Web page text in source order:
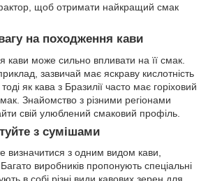
щоб отримати найкращий смак
на походження кави
кави може сильно впливати на її смак.
зазвичай має яскраву кислотність
як кава з Бразилії часто має горіховий
Знайомство з різними регіонами
свій улюблений смаковий профіль.
з сумішами
визначитися з одним видом кави,
виробників пропонують спеціальні